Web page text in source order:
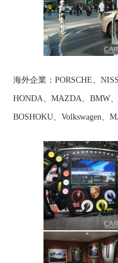
海外企業：PORSCHE、
HONDA、MAZDA、BMW
BOSHOKU、Volkswagen、